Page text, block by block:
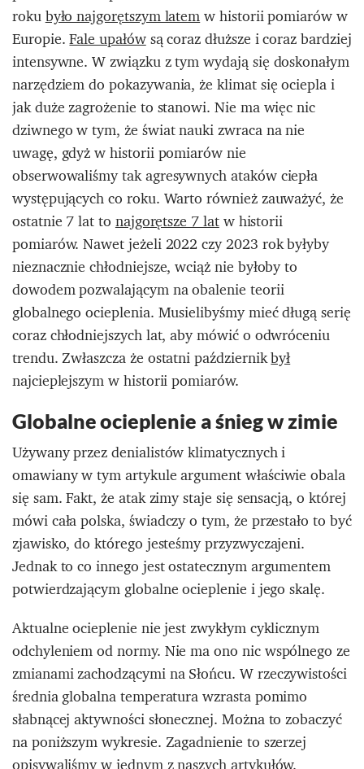
rokubyło najgorętszym latemw historii pomiarów w
Europie.Fale upałówsą coraz dłuższe i coraz bardziej
intensywne. W związku z tym wydają się doskonałym
narzędziem do pokazywania, że klimat się ociepla i
jak duże zagrożenie to stanowi. Nie ma więc nic
dziwnego w tym, że świat nauki zwraca na nie
uwagę, gdyż w historii pomiarów nie
obserwowaliśmy tak agresywnych ataków ciepła
występujących co roku. Warto również zauważyć, że
ostatnie 7 lat tonajgorętsze 7 latw historii
pomiarów. Nawet jeżeli 2022 czy 2023 rok byłyby
nieznacznie chłodniejsze, wciąż nie byłoby to
dowodem pozwalającym na obalenie teorii
globalnego ocieplenia. Musielibyśmy mieć długą serię
coraz chłodniejszych lat, aby mówić o odwróceniu
trendu. Zwłaszcza że ostatni październikbył
najcieplejszym w historii pomiarów.
Globalne ocieplenie a śnieg w zimie
Używany przez denialistów klimatycznych i
omawiany w tym artykule argument właściwie obala
się sam. Fakt, że atak zimy staje się sensacją, o której
mówi cała polska, świadczy o tym, że przestało to być
zjawisko, do którego jesteśmy przyzwyczajeni.
Jednak to co innego jest ostatecznym argumentem
potwierdzającym globalne ocieplenie i jego skalę.
Aktualne ocieplenie nie jest zwykłym cyklicznym
odchyleniem od normy. Nie ma ono nic wspólnego ze
zmianami zachodzącymi na Słońcu. W rzeczywistości
średnia globalna temperatura wzrasta pomimo
słabnącej aktywności słonecznej. Można to zobaczyć
na poniższym wykresie. Zagadnienie to szerzej